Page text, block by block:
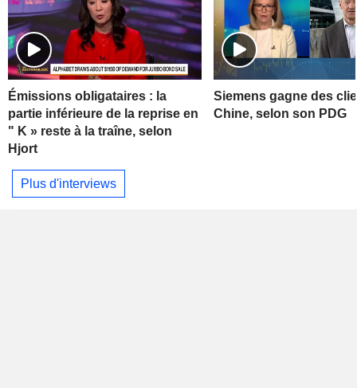
Émissions obligataires : la
partie inférieure de la reprise en
" K » reste à la traîne, selon
Hjort
Siemens gagne des
Chine, selon son PDG
Plus d'interviews